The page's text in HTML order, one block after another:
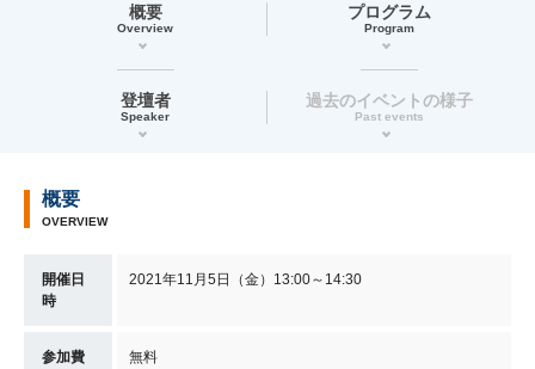
概要
Overview
プログラム
Program
登壇者
Speaker
過去のイベントの様子
Past events
概要
OVERVIEW
開催日
時
2021年11月5日（金）13:00～14:30
参加費 無料